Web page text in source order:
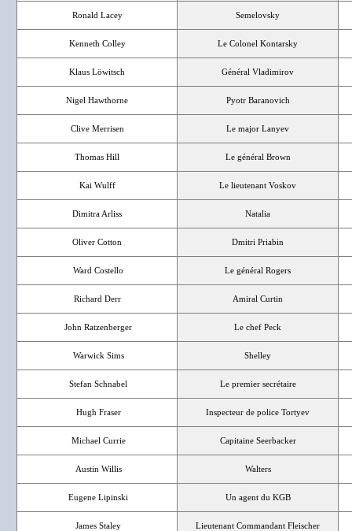
Ronald Lacey Semelovsky
Kenneth Colley Le Colonel Kontarsky
Klaus Löwitsch Général Vladimirov
Nigel Hawthorne Pyotr Baranovich
Clive Merrisen Le major Lanyev
Thomas Hill Le général Brown
Kai Wulff Le lieutenant Voskov
Dimitra Arliss Natalia
Oliver Cotton Dmitri Priabin
Ward Costello Le général Rogers
Richard Derr Amiral Curtin
John Ratzenberger Le chef Peck
Warwick Sims Shelley
Stefan Schnabel Le premier secrétaire
Hugh Fraser Inspecteur de police Tortyev
Michael Currie Capitaine Seerbacker
Austin Willis Walters
Eugene Lipinski Un agent du KGB
James Staley Lieutenant Commandant Fleischer